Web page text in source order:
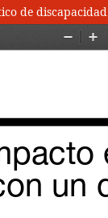
de discapacidad